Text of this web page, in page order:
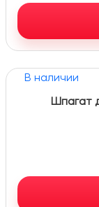
В наличии
Шпагат